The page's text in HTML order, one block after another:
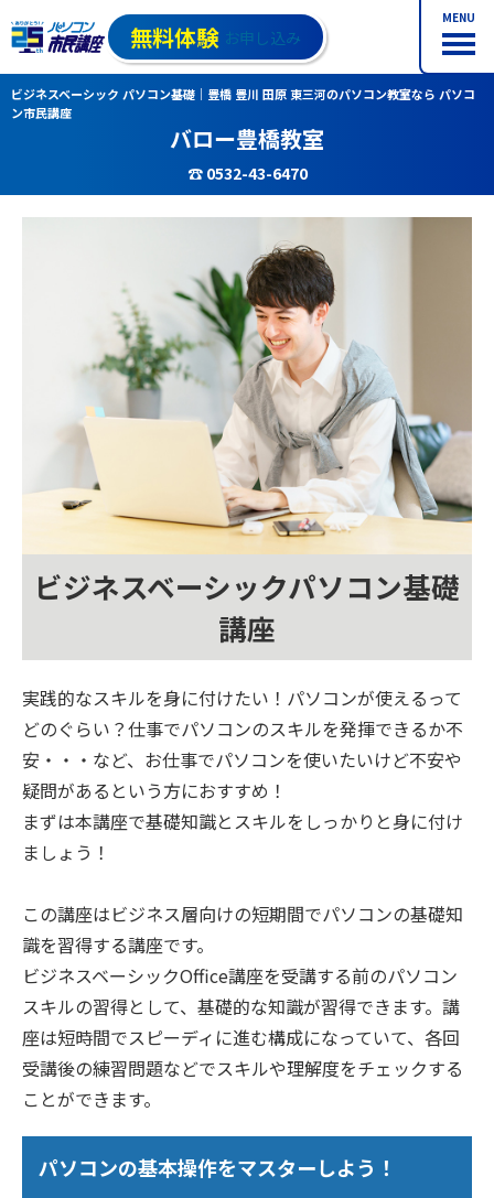
MENU
無料体験 お申し込み
ビジネスベーシック パソコン基礎｜豊橋 豊川 田原 東三河のパソコン教室なら パソコ
ン市民講座
バロー豊橋教室
☎ 0532-43-6470
ビジネスベーシックパソコン基礎
講座
実践的なスキルを身に付けたい！パソコンが使えるって
どのぐらい？仕事でパソコンのスキルを発揮できるか不
安・・・など、お仕事でパソコンを使いたいけど不安や
疑問があるという方におすすめ！
まずは本講座で基礎知識とスキルをしっかりと身に付け
ましょう！
この講座はビジネス層向けの短期間でパソコンの基礎知
識を習得する講座です。
ビジネスベーシックOffice講座を受講する前のパソコン
スキルの習得として、基礎的な知識が習得できます。講
座は短時間でスピーディに進む構成になっていて、各回
受講後の練習問題などでスキルや理解度をチェックする
ことができます。
パソコンの基本操作をマスターしよう！